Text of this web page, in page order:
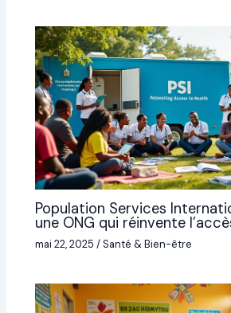
Population Services
une ONG qui réinvente
mai 22, 2025/Santé & Bien-être